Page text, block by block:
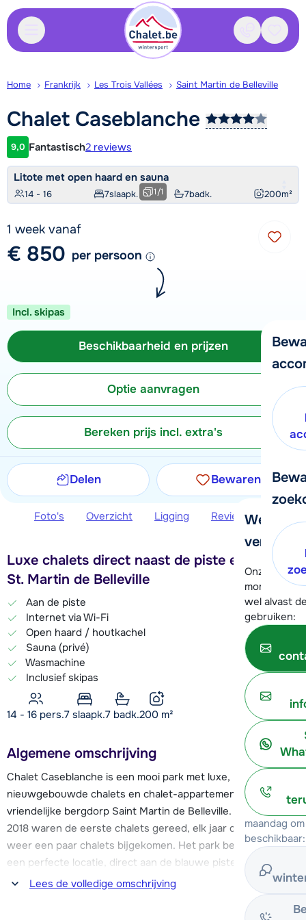
Contact
We
verder!
Onze
moment
wel alvast
gebruiken:
maandag
beschikbaar:
Home Frankrijk Les Trois Vallées Saint Martin de Belleville
Chalet Caseblanche
Klantwaardering
9,0 Fantastisch2 reviews
Litote met open haard en sauna
14 - 16 7slaapk. 7badk. 200m²
1/1
1 week vanaf
€ 850 per persoon
Incl. skipas
Beschikbaarheid en prijzen
Optie aanvragen
Bereken prijs incl. extra's
Delen Bewaren
Foto's Overzicht Ligging Reviews
Luxe chalets direct naast de piste en lift in
St. Martin de Belleville
Aan de piste
Internet via Wi-Fi
Open haard / houtkachel
Sauna (privé)
Wasmachine
Inclusief skipas
14 - 16 pers.7 slaapk.7 badk.200 m²
Algemene omschrijving
Chalet Caseblanche is een mooi park met luxe,
nieuwgebouwde chalets en chalet-appartementen in het
vriendelijke bergdorp Saint Martin de Belleville. In december
2018 waren de eerste chalets gereed, elk jaar daarna zijn er
weer een paar chalets bijgekomen. Het park bevindt zich op
een perfecte locatie, direct aan de blauwe piste en vlak
boven het dalstation van cabinelift Saint Martin 1. Hierdoor is
er de mogelijkheid voor ski-in & ski-out. Deze cabinelift heeft
aansluiting op de pistes die je naar de skigebieden van Les
Lees de volledige omschrijving